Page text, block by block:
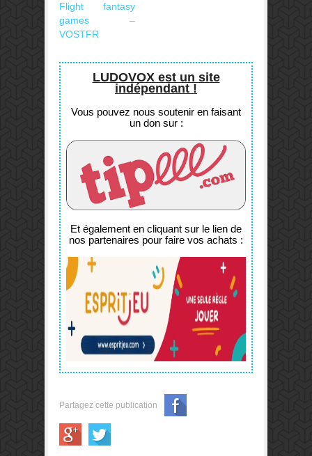
Flight fantasy
games –
VOSTFR
LUDOVOX est un site
indépendant !
Vous pouvez nous soutenir en faisant
un don sur :
Et également en cliquant sur le lien de
nos partenaires pour faire vos achats :
Partagez cette publication